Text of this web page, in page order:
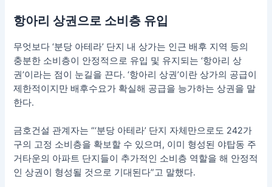
항아리 상권으로 소비층 유입
무엇보다 ‘분당 아테라’ 단지 내 상가는 인근 배후 지역 등의
충분한 소비층이 안정적으로 유입 및 유지되는 ‘항아리 상
권’이라는 점이 눈길을 끈다. ‘항아리 상권’이란 상가의 공급이
제한적이지만 배후수요가 확실해 공급을 능가하는 상권을 말
한다.
금호건설 관계자는 “‘분당 아테라’ 단지 자체만으로도 242가
구의 고정 소비층을 확보할 수 있으며, 이미 형성된 야탑동 주
거타운의 아파트 단지들이 추가적인 소비층 역할을 해 안정적
인 상권이 형성될 것으로 기대된다”고 말했다.